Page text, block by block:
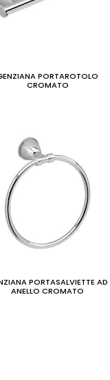
PORTAROTOLO
CROMATO
PORTASALVIETTE AD
ANELLO CROMATO